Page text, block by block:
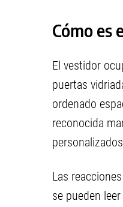
Cómo es
El vestidor
puertas
ordenado
reconocida
Las
se pueden